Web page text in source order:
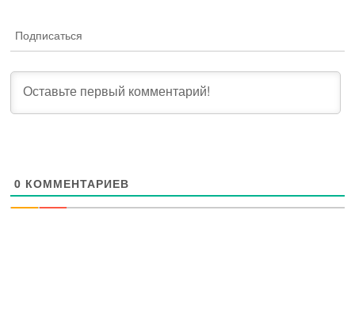
Подписаться
0 КОММЕНТАРИЕВ